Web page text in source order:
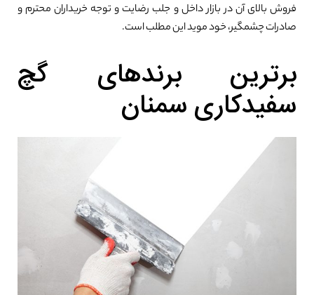
فروش بالای آن در بازار داخل و جلب رضایت و توجه خریداران محترم و
صادرات چشمگیر، خود موید این مطلب است.
برترین برندهای گچ
سفیدکاری سمنان